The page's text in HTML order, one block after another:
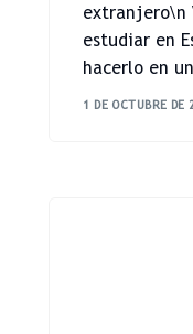
extranjero\n
estudiar en
hacerlo en
1 DE OCTUBRE DE